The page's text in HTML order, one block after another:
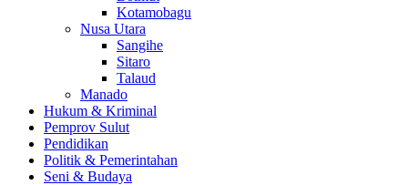
Kotamobagu
Nusa Utara
Sangihe
Sitaro
Talaud
Manado
Hukum & Kriminal
Pemprov Sulut
Pendidikan
Politik & Pemerintahan
Seni & Budaya